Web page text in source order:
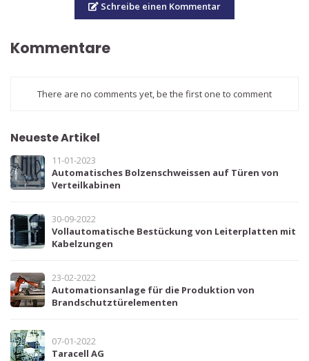
Schreibe einen Kommentar
Kommentare
There are no comments yet, be the first one to comment
Neueste Artikel
11-01-2023
Automatisches Bolzenschweissen auf Türen von
Verteilkabinen
30-09-2022
Vollautomatische Bestückung von Leiterplatten mit
Kabelzungen
23-02-2022
Automationsanlage für die Produktion von
Brandschutztürelementen
07-01-2022
Taracell AG